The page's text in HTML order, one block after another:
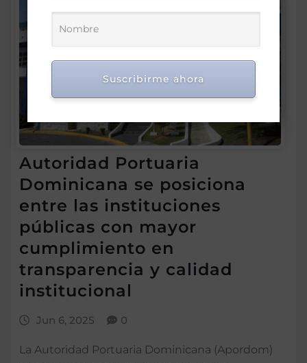
Autoridad Portuaria
Dominicana se posiciona
entre las instituciones
públicas con mayor
cumplimiento en
transparencia y calidad
institucional
Jun 6, 2025 0
La Autoridad Portuaria Dominicana (Apordom)
Suscribirme ahora